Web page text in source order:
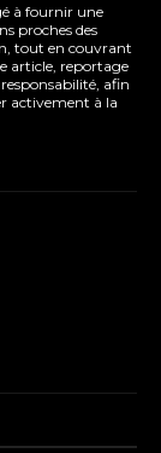
à fournir une
proches des
tout en couvrant
article, reportage
afin
activement à la